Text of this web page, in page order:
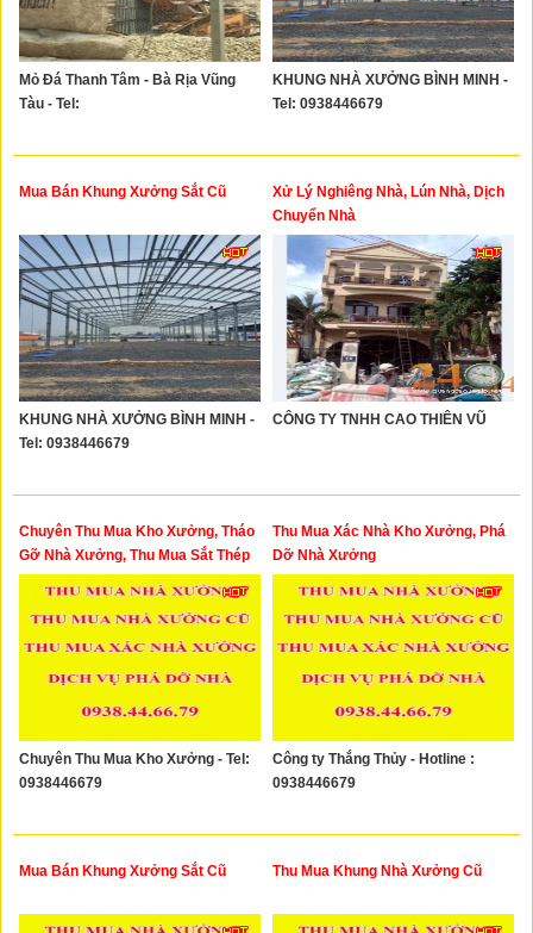
Mỏ Đá Thanh Tâm - Bà Rịa Vũng
Tàu - Tel:
KHUNG NHÀ XƯỞNG BÌNH MINH -
Tel: 0938446679
Mua Bán Khung Xưởng Sắt Cũ
KHUNG NHÀ XƯỞNG BÌNH MINH -
Tel: 0938446679
Xử Lý Nghiêng Nhà, Lún Nhà, Dịch
Chuyển Nhà
CÔNG TY TNHH CAO THIÊN VŨ
Chuyên Thu Mua Kho Xưởng, Tháo
Gỡ Nhà Xưởng, Thu Mua Sắt Thép
Phế Liệu
Chuyên Thu Mua Kho Xưởng - Tel:
0938446679
Thu Mua Xác Nhà Kho Xưởng, Phá
Dỡ Nhà Xưởng
Công ty Thắng Thủy - Hotline :
0938446679
Mua Bán Khung Xưởng Sắt Cũ Thu Mua Khung Nhà Xưởng Cũ